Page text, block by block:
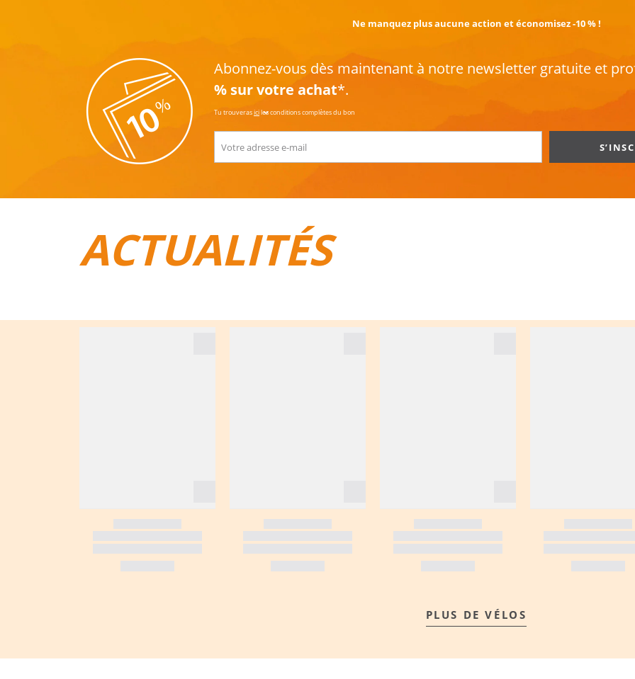
Ne manquez plus aucune action et économisez -10 % !
Abonnez-vous dès maintenant à notre newsletter gratuite et
% sur votre achat*.
Tu trouverasiciles conditions complètes du bon
ACTUALITÉS
PLUS DE VÉLOS